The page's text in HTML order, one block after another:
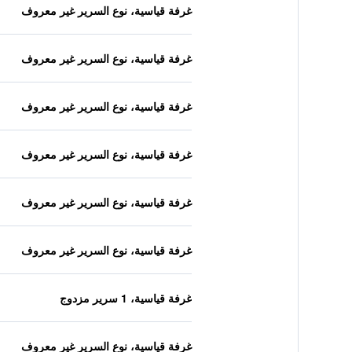
غرفة قياسية، نوع السرير غير معروف
غرفة قياسية، نوع السرير غير معروف
غرفة قياسية، نوع السرير غير معروف
غرفة قياسية، نوع السرير غير معروف
غرفة قياسية، نوع السرير غير معروف
غرفة قياسية، نوع السرير غير معروف
غرفة قياسية، 1 سرير مزدوج
غرفة قياسية، نوع السرير غير معروف